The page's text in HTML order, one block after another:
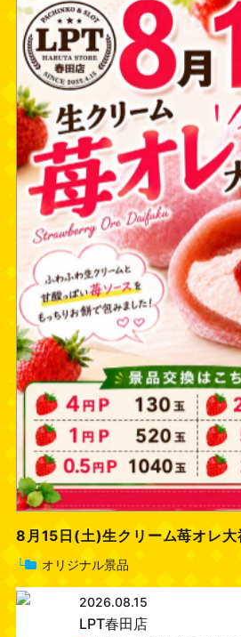
8月15日(土)生クリーム苺オレ大
└ オリジナル景品
2026.08.15
LPT春田店